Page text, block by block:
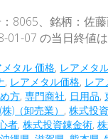
：8065、銘柄：佐
01-07 の当日終値
メタル 価格, レアメタ
, レアメタル価格, レア
方,専門商社, 日用品,
)（卸売業） ,株式投資
者,株式投資錬金術,